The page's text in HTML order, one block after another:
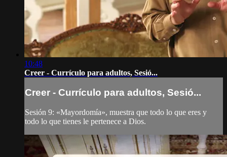
10:48
Creer - Currículo para adultos, Sesió...
Creer - Currículo para adultos, Sesió...
Sesión 9: «Mayordomía», muestra que todo lo que eres y
todo lo que tienes le pertenece a Dios.